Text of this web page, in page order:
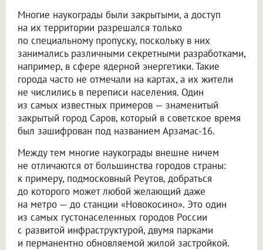
Многие наукограды были закрытыми, а доступ
на их территории разрешался только
по специальному пропуску, поскольку в них
занимались различными секретными разработками,
например, в сфере ядерной энергетики. Такие
города часто не отмечали на картах, а их жители
не числились в переписи населения. Один
из самых известных примеров — знаменитый
закрытый город Саров, который в советское время
был зашифрован под названием Арзамас-16.
Между тем многие наукограды внешне ничем
не отличаются от большинства городов страны:
к примеру, подмосковный Реутов, добраться
до которого может любой желающий даже
на метро — до станции «Новокосино». Это один
из самых густонаселенных городов России
с развитой инфраструктурой, двумя парками
и перманентно обновляемой жилой застройкой.